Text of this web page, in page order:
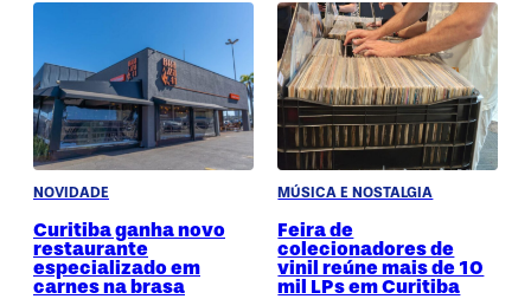
NOVIDADE
Curitiba ganha novo
restaurante
especializado em
carnes na brasa
MÚSICA E NOSTALGIA
Feira de
colecionadores de
vinil reúne mais de 10
mil LPs em Curitiba